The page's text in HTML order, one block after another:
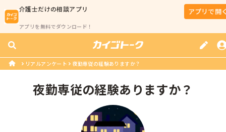
介護士だけの相談アプリ
アプリを無料でダウンロード！
アプリで開
リアルアンケート 夜勤専従の経験ありますか？
夜勤専従の経験ありますか？